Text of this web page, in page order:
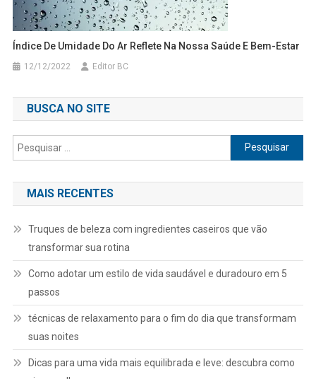
Índice De Umidade Do Ar Reflete Na Nossa Saúde E Bem-Estar
12/12/2022 Editor BC
BUSCA NO SITE
Pesquisar
por:
MAIS RECENTES
Truques de beleza com ingredientes caseiros que vão
transformar sua rotina
Como adotar um estilo de vida saudável e duradouro em 5
passos
técnicas de relaxamento para o fim do dia que transformam
suas noites
Dicas para uma vida mais equilibrada e leve: descubra como